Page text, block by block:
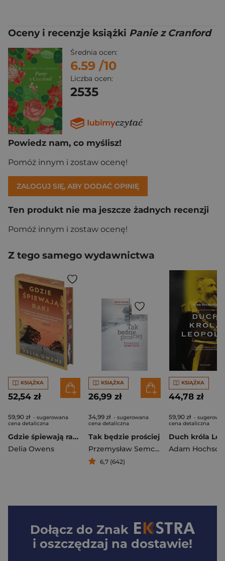
Oceny i recenzje książki Panie z Cranford
Średnia ocen:
6.59 /10
Liczba ocen:
2535
Powiedz nam, co myślisz!
Pomóż innym i zostaw ocenę!
ZALOGUJ SIĘ, ABY DODAĆ OPINIĘ
Ten produkt nie ma jeszcze żadnych recenzji
Pomóż innym i zostaw ocenę!
Z tego samego wydawnictwa
KSIĄŻKA
52,54 zł
59,90 zł - sugerowana
cena detaliczna
Gdzie śpiewają raki (edycja kolekcjonerska)
Delia Owens
KSIĄŻKA
26,99 zł
34,99 zł - sugerowana
cena detaliczna
Tak będzie prościej
Przemysław Semczuk
6,7 (642)
KSIĄŻKA
44,78 zł
59,90 zł -
cena detaliczna
Adam
Dołącz do Znak
i oszczędzaj na dostawie!